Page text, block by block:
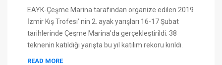
EAYK-Çeşme Marina tarafından organize edilen 2019
İzmir Kış Trofesi’ nin 2. ayak yarışları 16-17 Şubat
tarihlerinde Çeşme Marina’da gerçekleştirildi. 38
teknenin katıldığı yarışta bu yıl katılım rekoru kırıldı.
READ MORE